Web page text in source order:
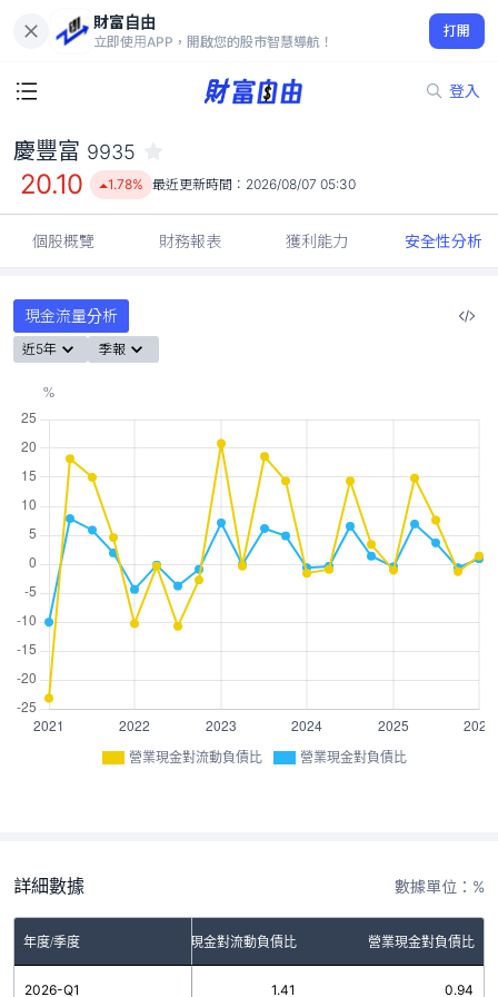
財富自由
立即使用APP，開啟您的股市智慧導航！
打開
登入
20.10
1.78%
慶豐富 9935
20.10 1.78% 最近更新時間： 2026/08/07 05:30
個股概覽 財務報表 獲利能力 安全性分析
現金流量分析
近5年 季報
營業現金對流動負債比 營業現金對負債比
詳細數據 數據單位：%
年度/季度 營業現金對流動負債比 營業現金對負債比
2026-Q1 1.41 0.94